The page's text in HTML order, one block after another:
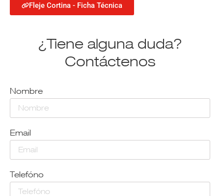
Fleje Cortina - Ficha Técnica
¿Tiene alguna duda?
Contáctenos
Nombre
Email
Telefóno